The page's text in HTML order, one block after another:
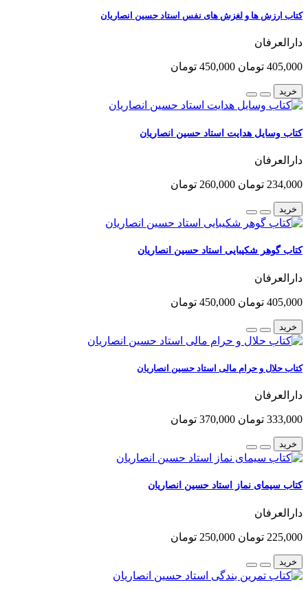
کتاب ارزش ها و لغزش های نفس استاد حسین انصاریان
دارالعرفان
405,000 تومان 450,000 تومان
خرید
کتاب وسایل هدایت استاد حسین انصاریان
دارالعرفان
234,000 تومان 260,000 تومان
خرید
کتاب گوهر شکیبایی استاد حسین انصاریان
دارالعرفان
405,000 تومان 450,000 تومان
خرید
کتاب حلال و حرام مالی استاد حسین انصاریان
دارالعرفان
333,000 تومان 370,000 تومان
خرید
کتاب سیمای نماز استاد حسین انصاریان
دارالعرفان
225,000 تومان 250,000 تومان
خرید